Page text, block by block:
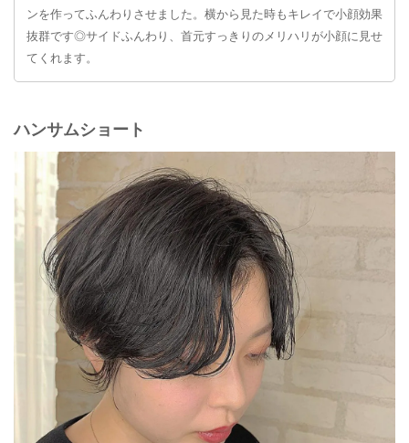
ンを作ってふんわりさせました。横から見た時もキレイで小顔効果
抜群です◎サイドふんわり、首元すっきりのメリハリが小顔に見せ
てくれます。
ハンサムショート